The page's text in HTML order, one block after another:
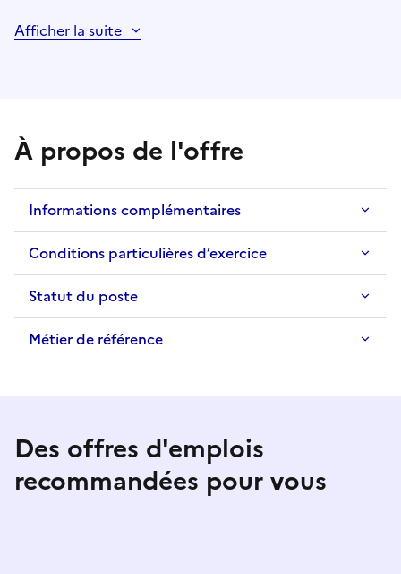
Afficher la suite
À propos de l'offre
Informations complémentaires
Conditions particulières d’exercice
Statut du poste
Métier de référence
Des offres d'emplois
recommandées pour vous